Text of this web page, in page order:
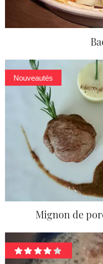
Nouveautés
Mignon de